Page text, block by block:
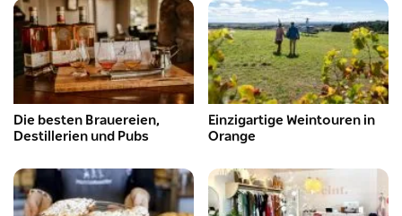
Die besten Brauereien,
Destillerien und Pubs
Einzigartige Weintouren in
Orange